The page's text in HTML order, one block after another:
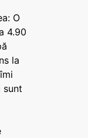
O
4.90
la
sunt